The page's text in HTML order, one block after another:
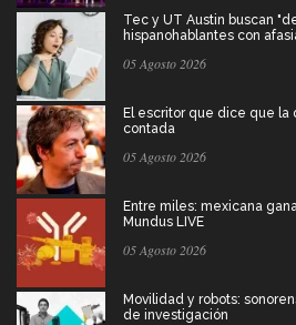
Tec y UT Austin buscan
hispanohablantes con
05 Agosto 2026
El escritor que dice que
contada
05 Agosto 2026
Entre miles: mexicana
Mundus LIVE
05 Agosto 2026
Movilidad y robots:
de investigación